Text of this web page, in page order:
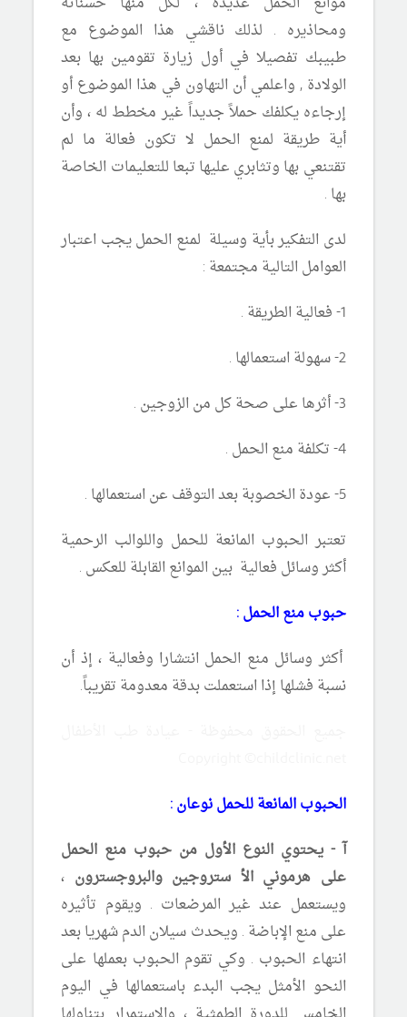
ومحاذيره . لذلك ناقشي هذا الموضوع مع
طبيبك تفصيلا في أول زيارة تقومين بها بعد
الولادة , واعلمي أن التهاون في هذا الموضوع أو
إرجاءه يكلفك حملاً جديداً غير مخطط له ، وأن
أية طريقة لمنع الحمل لا تكون فعالة ما لم
تقتنعي بها وتثابري عليها تبعا للتعليمات الخاصة
بها .
لدى التفكير بأية وسيلة لمنع الحمل يجب اعتبار
العوامل التالية مجتمعة :
1- فعالية الطريقة .
2- سهولة استعمالها .
3- أثرها على صحة كل من الزوجين .
4- تكلفة منع الحمل .
5- عودة الخصوبة بعد التوقف عن استعمالها .
تعتبر الحبوب المانعة للحمل واللوالب الرحمية
أكثر وسائل فعالية بين الموانع القابلة للعكس .
حبوب منع الحمل :
أكثر وسائل منع الحمل انتشارا وفعالية ، إذ أن
نسبة فشلها إذا استعملت بدقة معدومة تقريباً.
الحبوب المانعة للحمل نوعان :
آ - يحتوي النوع الأول من حبوب منع الحمل
على هرموني الأ ستروجين والبروجسترون ،
ويستعمل عند غير المرضعات . ويقوم تأثيره
على منع الإباضة . ويحدث سيلان الدم شهريا بعد
انتهاء الحبوب . وكي تقوم الحبوب بعملها على
النحو الأمثل يجب البدء باستعمالها في اليوم